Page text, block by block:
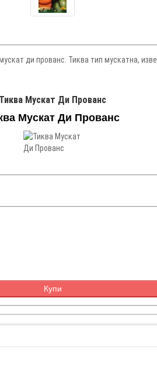
ди прованс. Тиква тип мускатна,
Тиква Мускат Ди Прованс
Мускат Ди Прованс
Купи